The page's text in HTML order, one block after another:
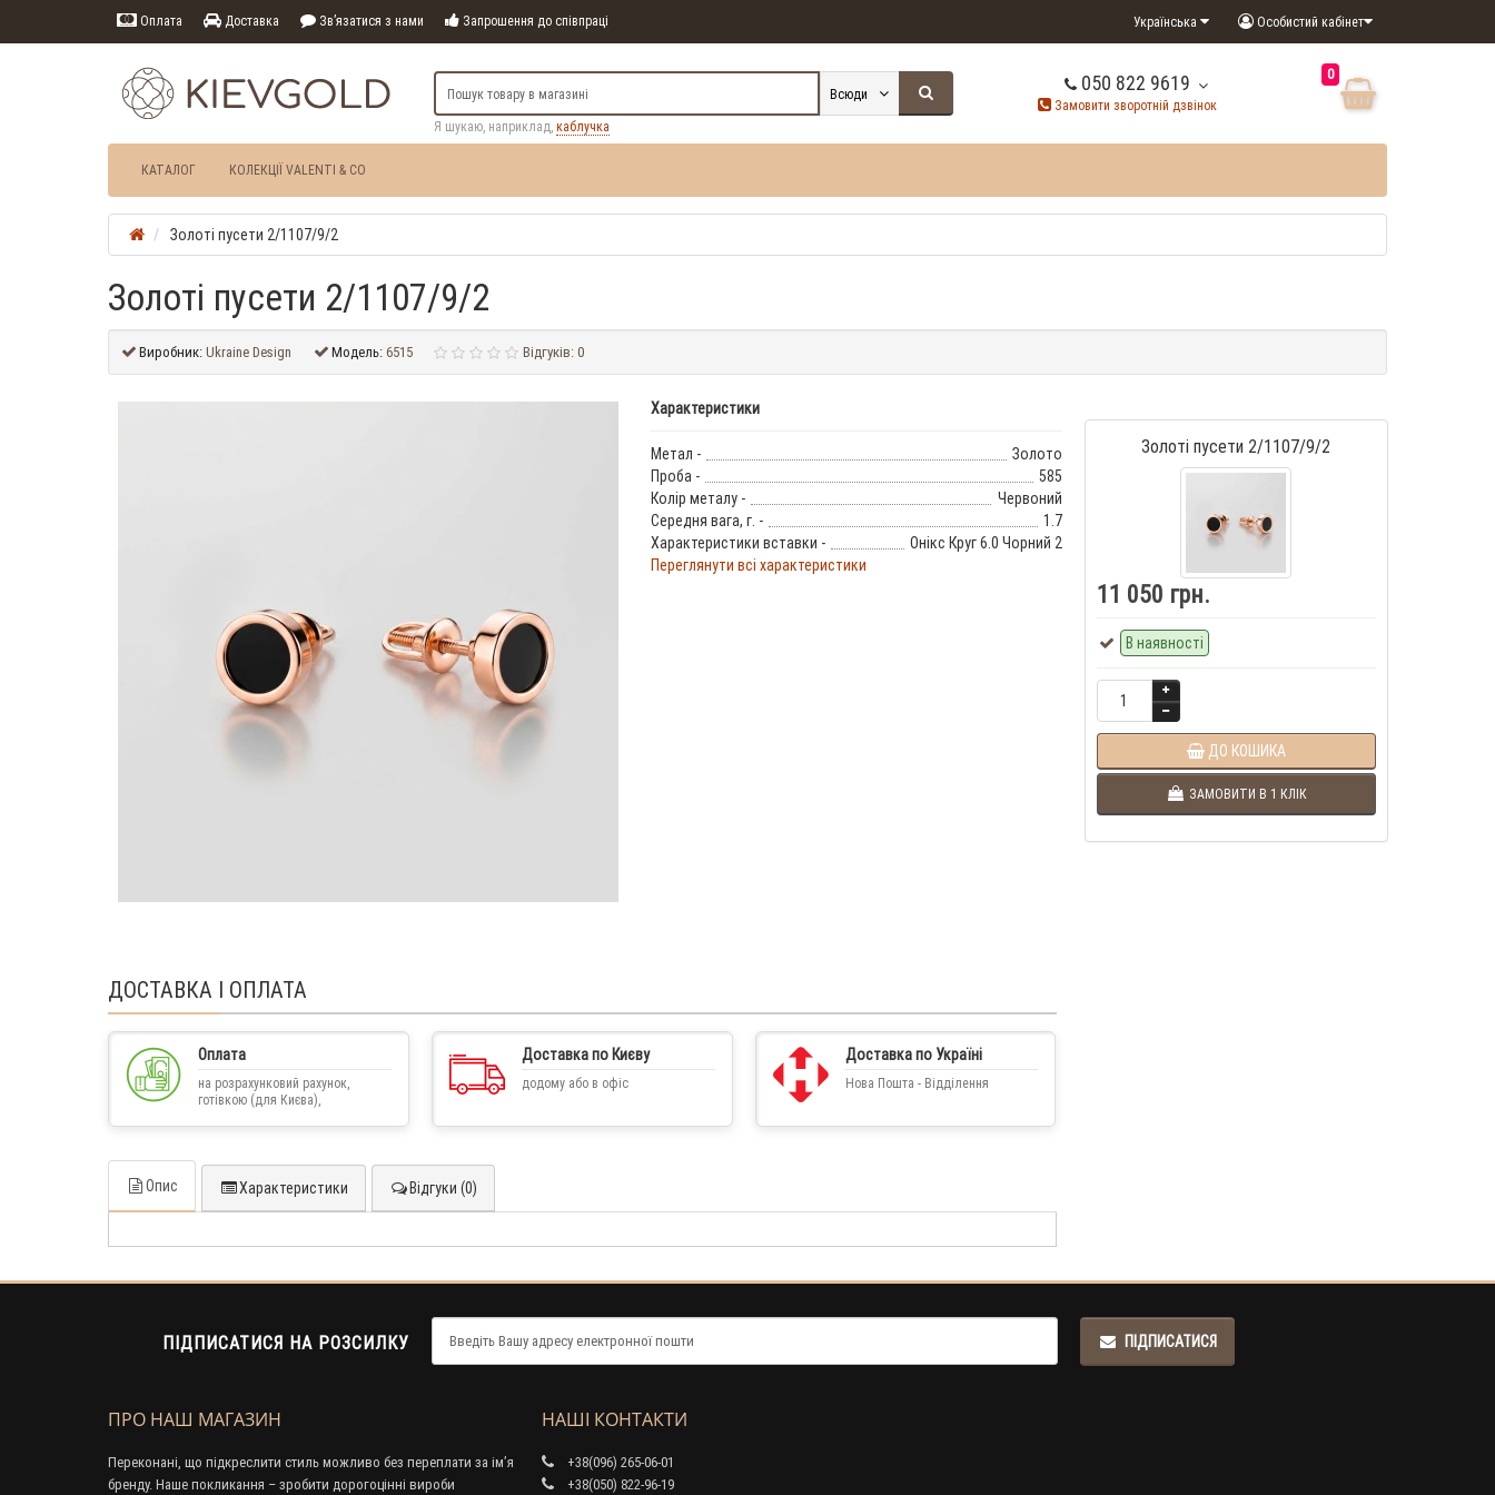
Оплата Доставка Зв’язатися з нами Запрошення до співпраці Особистий кабінет
Українська
050 822 9619
Замовити зворотній дзвінок
0
Всюди
Я шукаю, наприклад, каблучка
КАТАЛОГ КОЛЕКЦІЇ VALENTI & CO
Золоті пусети 2/1107/9/2
Золоті пусети 2/1107/9/2
Виробник:Ukraine Design Модель:6515 Відгуків: 0
Характеристики
Метал -
Золото
Проба -
585
Колір металу -
Червоний
Середня вага, г. -
1.7
Характеристики вставки -
Онікс Круг 6.0 Чорний 2
Переглянути всі характеристики
Золоті пусети 2/1107/9/2
11 050 грн.
В наявності
ДО КОШИКА
ЗАМОВИТИ В 1 КЛІК
ДОСТАВКА І ОПЛАТА
Оплата
на розрахунковий рахунок,
готівкою (для Києва),
Доставка по Києву
додому або в офіс
Доставка по Україні
Нова Пошта - Відділення
Опис Характеристики Відгуки (0)
ПІДПИСАТИСЯ НА РОЗСИЛКУ ПІДПИСАТИСЯ
ПРО НАШ МАГАЗИН
Переконані, що підкреслити стиль можливо без переплати за ім’я
бренду. Наше покликання – зробити дорогоцінні вироби
НАШІ КОНТАКТИ
+38(096) 265-06-01
+38(050) 822-96-19